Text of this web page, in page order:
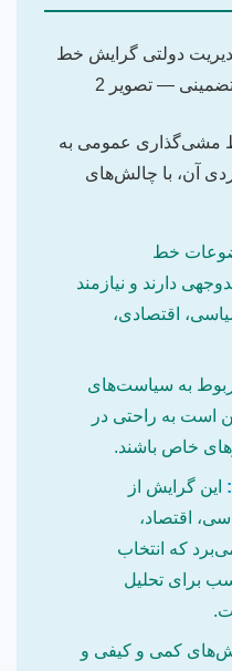
مشی‌گذاری عمومی به
آن، با چالش‌های
خط
دارند و نیازمند
اقتصادی،
به سیاست‌های
است به راحتی در
خاص باشند.
این گرایش از
اقتصاد،
که انتخاب
برای تحلیل
کمی و کیفی و